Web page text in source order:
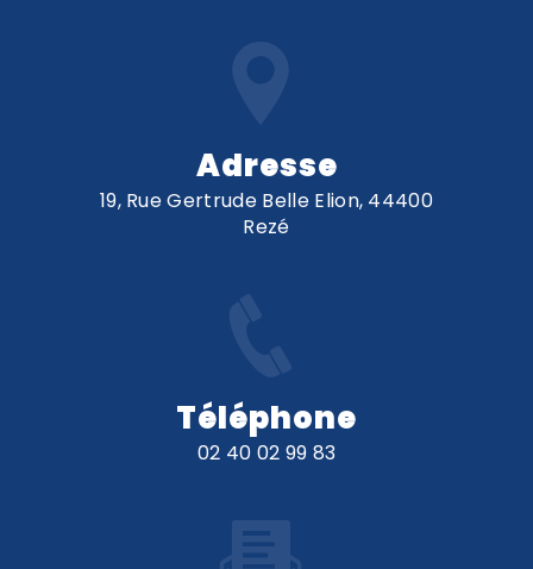
Adresse
19, Rue Gertrude Belle Elion, 44400
Rezé
Téléphone
02 40 02 99 83